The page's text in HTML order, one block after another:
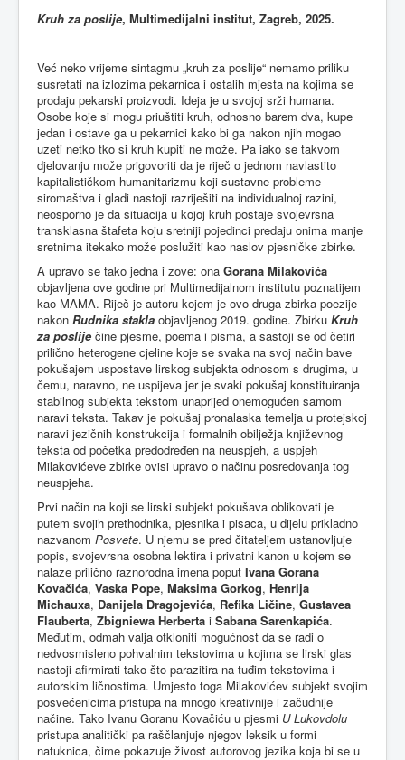
Kruh za poslije, Multimedijalni institut, Zagreb, 2025.
Već neko vrijeme sintagmu „kruh za poslije“ nemamo priliku
susretati na izlozima pekarnica i ostalih mjesta na kojima se
prodaju pekarski proizvodi. Ideja je u svojoj srži humana.
Osobe koje si mogu priuštiti kruh, odnosno barem dva, kupe
jedan i ostave ga u pekarnici kako bi ga nakon njih mogao
uzeti netko tko si kruh kupiti ne može. Pa iako se takvom
djelovanju može prigovoriti da je riječ o jednom navlastito
kapitalističkom humanitarizmu koji sustavne probleme
siromaštva i gladi nastoji razriješiti na individualnoj razini,
neosporno je da situacija u kojoj kruh postaje svojevrsna
transklasna štafeta koju sretniji pojedinci predaju onima manje
sretnima itekako može poslužiti kao naslov pjesničke zbirke.
A upravo se tako jedna i zove: ona Gorana Milakovića
objavljena ove godine pri Multimedijalnom institutu poznatijem
kao MAMA. Riječ je autoru kojem je ovo druga zbirka poezije
nakon Rudnika stakla objavljenog 2019. godine. Zbirku Kruh
za poslije čine pjesme, poema i pisma, a sastoji se od četiri
prilično heterogene cjeline koje se svaka na svoj način bave
pokušajem uspostave lirskog subjekta odnosom s drugima, u
čemu, naravno, ne uspijeva jer je svaki pokušaj konstituiranja
stabilnog subjekta tekstom unaprijed onemogućen samom
naravi teksta. Takav je pokušaj pronalaska temelja u protejskoj
naravi jezičnih konstrukcija i formalnih obilježja književnog
teksta od početka predodređen na neuspjeh, a uspjeh
Milakovićeve zbirke ovisi upravo o načinu posredovanja tog
neuspjeha.
Prvi način na koji se lirski subjekt pokušava oblikovati je
putem svojih prethodnika, pjesnika i pisaca, u dijelu prikladno
nazvanom Posvete. U njemu se pred čitateljem ustanovljuje
popis, svojevrsna osobna lektira i privatni kanon u kojem se
nalaze prilično raznorodna imena poput Ivana Gorana
Kovačića, Vaska Pope, Maksima Gorkog, Henrija
Michauxa, Danijela Dragojevića, Refika Ličine, Gustavea
Flauberta, Zbigniewa Herberta i Šabana Šarenkapića.
Međutim, odmah valja otkloniti mogućnost da se radi o
nedvosmisleno pohvalnim tekstovima u kojima se lirski glas
nastoji afirmirati tako što parazitira na tuđim tekstovima i
autorskim ličnostima. Umjesto toga Milakovićev subjekt svojim
posvećenicima pristupa na mnogo kreativnije i začudnije
načine. Tako Ivanu Goranu Kovačiću u pjesmi U Lukovdolu
pristupa analitički pa raščlanjuje njegov leksik u formi
natuknica, čime pokazuje živost autorovog jezika koja bi se u